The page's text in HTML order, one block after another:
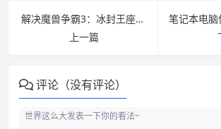
解决魔兽争霸3：冰封王座在win10一直弹出无法正常运行的方法
上一篇
评论（没有评论）